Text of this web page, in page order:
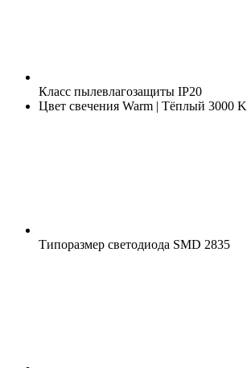
Класс пылевлагозащиты IP20
Цвет свечения Warm | Тёплый 3000 K
Типоразмер светодиода SMD 2835